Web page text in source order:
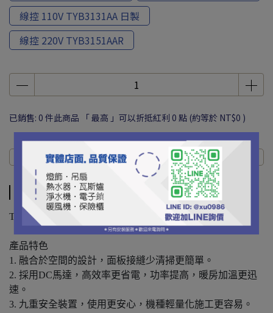
線控 110V TYB3131AA 日製
線控 220V TYB3151AAR
已銷售: 0 件此商品 「 最高 」可以折抵紅利 0 點 (約等於 NT$0 )
商品介紹 規格說明 運送方式
商品介紹
TOTO 三乾王 浴室換氣暖房乾燥機
產品特色
1. 融合於空間的設計，面板接縫少清掃更簡單。
2. 採用DC馬達，高效率更省電，功率提高，暖房加溫更迅
速。
3. 九重安全裝置，使用更安心，機種輕量化施工更容易。